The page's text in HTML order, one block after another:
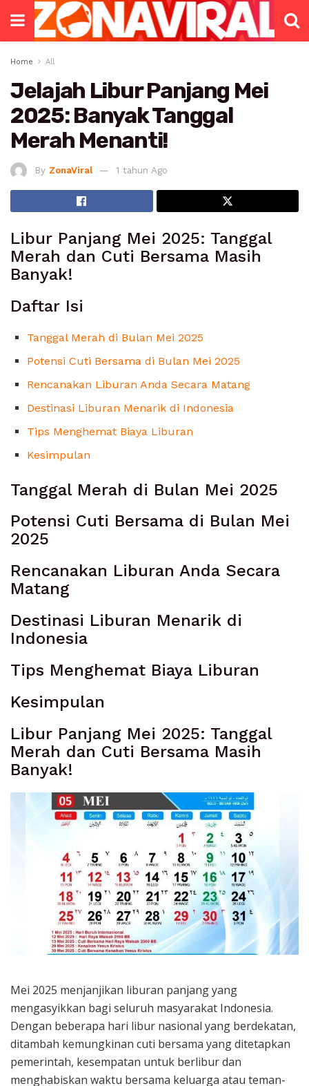
Home All
Jelajah Libur Panjang Mei
2025: Banyak Tanggal
Merah Menanti!
By ZonaViral 1 tahun Ago
Libur Panjang Mei 2025: Tanggal
Merah dan Cuti Bersama Masih
Banyak!
Daftar Isi
Tanggal Merah di Bulan Mei 2025
Potensi Cuti Bersama di Bulan Mei 2025
Rencanakan Liburan Anda Secara Matang
Destinasi Liburan Menarik di Indonesia
Tips Menghemat Biaya Liburan
Kesimpulan
Tanggal Merah di Bulan Mei 2025
Potensi Cuti Bersama di Bulan Mei
2025
Rencanakan Liburan Anda Secara
Matang
Destinasi Liburan Menarik di
Indonesia
Tips Menghemat Biaya Liburan
Kesimpulan
Libur Panjang Mei 2025: Tanggal
Merah dan Cuti Bersama Masih
Banyak!
Mei 2025 menjanjikan liburan panjang yang
mengasyikkan bagi seluruh masyarakat Indonesia.
Dengan beberapa hari libur nasional yang berdekatan,
ditambah kemungkinan cuti bersama yang ditetapkan
pemerintah, kesempatan untuk berlibur dan
menghabiskan waktu bersama keluarga atau teman-